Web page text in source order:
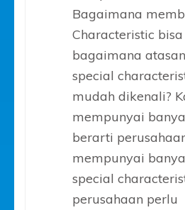
Bagaimana
Characteristic
bagaimana
special
mudah dikenali?
mempunyai
berarti
mempunyai
special
perusahaan perlu